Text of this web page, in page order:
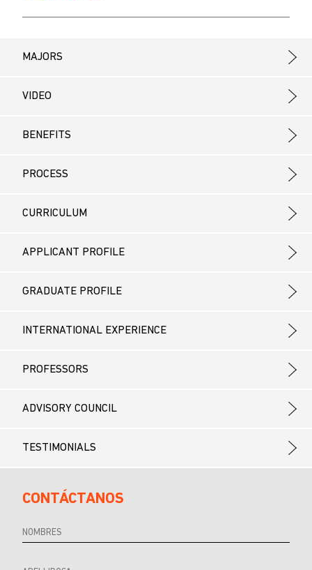
MAJORS
VIDEO
BENEFITS
PROCESS
CURRICULUM
APPLICANT PROFILE
GRADUATE PROFILE
INTERNATIONAL EXPERIENCE
PROFESSORS
ADVISORY COUNCIL
TESTIMONIALS
CONTÁCTANOS
Referrer
URL